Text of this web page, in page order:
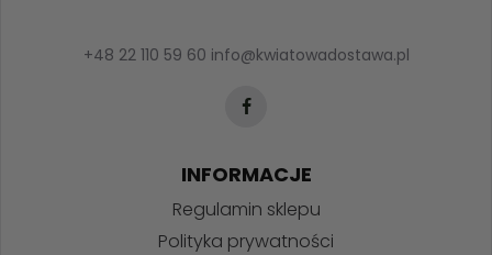
+48 22 110 59 60 info@kwiatowadostawa.pl
INFORMACJE
Regulamin sklepu
Polityka prywatności